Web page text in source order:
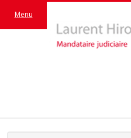
Menu